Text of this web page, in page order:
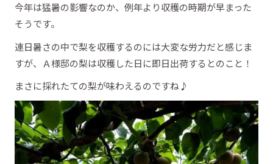
今年は猛暑の影響なのか、例年より収穫の時期が早まった
そうです。
連日暑さの中で梨を収穫するのには大変な労力だと感じま
すが、Ａ様邸の梨は収穫した日に即日出荷するとのこと！
まさに採れたての梨が味わえるのですね♪